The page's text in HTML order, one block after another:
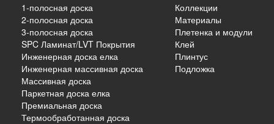
м²
1-полосная доска
2-полосная доска
3-полосная доска
SPC Ламинат/LVT Покрытия
Инженерная доска елка
Инженерная массивная доска
Массивная доска
Паркетная доска елка
Премиальная доска
Термообработанная доска
Коллекции
Материалы
Плетенка и модули
Клей
Плинтус
Подложка